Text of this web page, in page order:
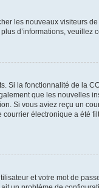
les nouveaux visiteurs
d’informations, veuillez
Si la fonctionnalité de la
que les nouvelles
Si vous aviez reçu un
électronique a été
et votre mot de